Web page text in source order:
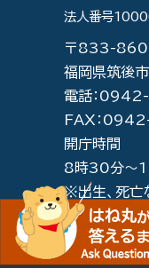
法人番号
〒833-
福岡県筑後
電話：
FAX：
開庁時間
8時30分～17
※出生、死亡